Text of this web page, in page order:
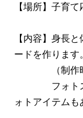
【場所】子育
【内容】身長
ードを作ります。
（制作時間
フォトスポ
ォトアイテムも